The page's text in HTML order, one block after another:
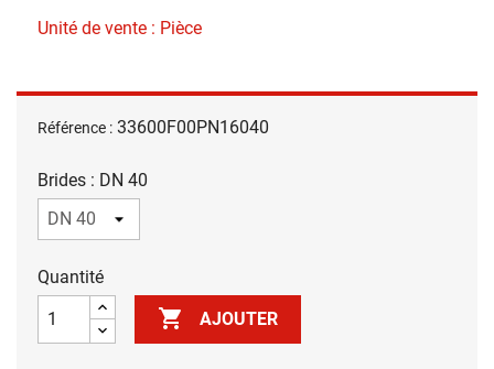
Unité de vente : Pièce
Référence : 33600F00PN16040
Brides : DN 40
Quantité
 AJOUTER